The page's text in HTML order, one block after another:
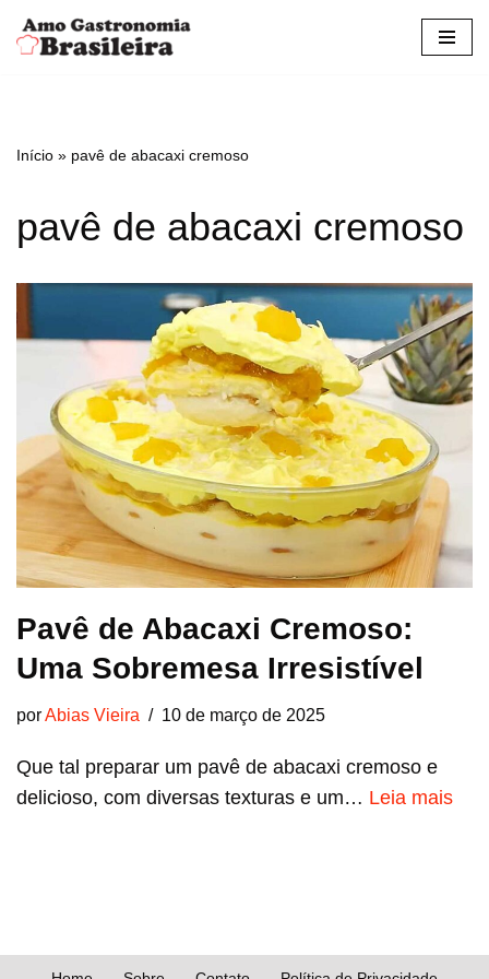
Pular
conteúdo
Início » pavê de abacaxi cremoso
pavê de abacaxi cremoso
Pavê de Abacaxi Cremoso:
Uma Sobremesa Irresistível
porAbias Vieira 10 de março de 2025
Que tal preparar um pavê de abacaxi cremoso e
delicioso, com diversas texturas e um… Leia mais